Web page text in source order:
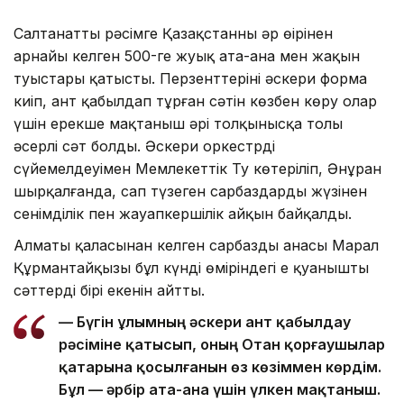
Салтанатты рәсімге Қазақстанның әр өңірінен
арнайы келген 500-ге жуық ата-ана мен жақын
туыстары қатысты. Перзенттерінің әскери форма
киіп, ант қабылдап тұрған сәтін көзбен көру олар
үшін ерекше мақтаныш әрі толқынысқа толы
әсерлі сәт болды. Әскери оркестрдің
сүйемелдеуімен Мемлекеттік Ту көтеріліп, Әнұран
шырқалғанда, сап түзеген сарбаздардың жүзінен
сенімділік пен жауапкершілік айқын байқалды.
Алматы қаласынан келген сарбаздың анасы Марал
Құрмантайқызы бұл күнді өміріндегі ең қуанышты
сәттердің бірі екенін айтты.
— Бүгін ұлымның әскери ант қабылдау
рәсіміне қатысып, оның Отан қорғаушылар
қатарына қосылғанын өз көзіммен көрдім.
Бұл — әрбір ата-ана үшін үлкен мақтаныш.